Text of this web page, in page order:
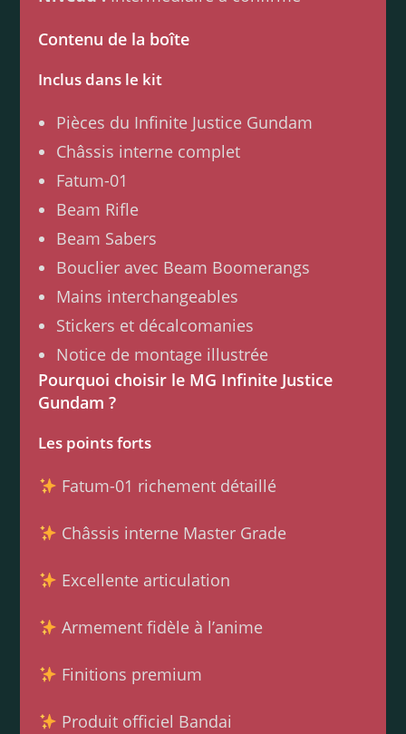
Contenu de la boîte
Inclus dans le kit
Pièces du Infinite Justice Gundam
Châssis interne complet
Fatum-01
Beam Rifle
Beam Sabers
Bouclier avec Beam Boomerangs
Mains interchangeables
Stickers et décalcomanies
Notice de montage illustrée
Pourquoi choisir le MG Infinite Justice
Gundam ?
Les points forts
Fatum-01 richement détaillé
Châssis interne Master Grade
Excellente articulation
Armement fidèle à l’anime
Finitions premium
Produit officiel Bandai